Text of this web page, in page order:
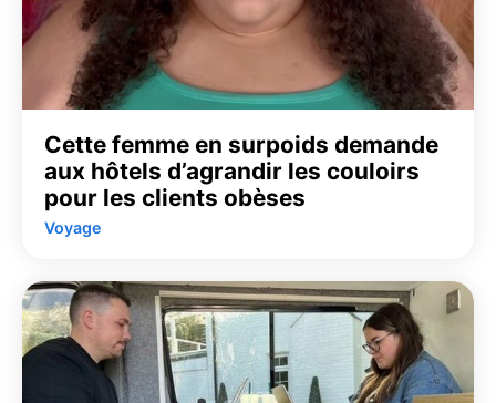
Cette femme en surpoids demande
aux hôtels d’agrandir les couloirs
pour les clients obèses
Voyage